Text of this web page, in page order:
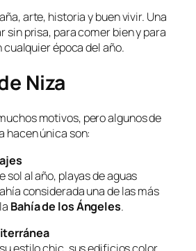
arte, historia y buen vivir. Una
sin prisa, para comer bien y para
época del año.
Niza
motivos, pero algunos de
hacen única son:
sol al año, playas de aguas
considerada una de las más
Bahía de los Ángeles.